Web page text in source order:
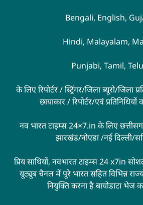
Bengali, English,
Hindi, Malayalam,
Punjabi, Tamil,
के लिए रिपोर्टर / स्ट्रिंगर/जिला ब्यूरो/जिला
छायाकार / रिपोर्टर/एवं
नव भारत टाइम्स 24×7.in के लिए
झारखंड/नोएडा /नई दिल्ली/
प्रिय साथियों, नवभारत टाइम्स 24 x7in
यूट्यूब चैनल में पूरे भारत सहित विभिन्न
नियुक्ति करना है बायोडाटा भेज